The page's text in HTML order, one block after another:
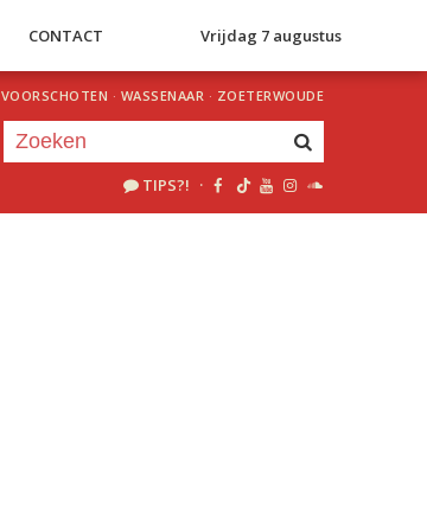
CONTACT Vrijdag 7 augustus
VOORSCHOTEN · WASSENAAR · ZOETERWOUDE
TIPS?! ·